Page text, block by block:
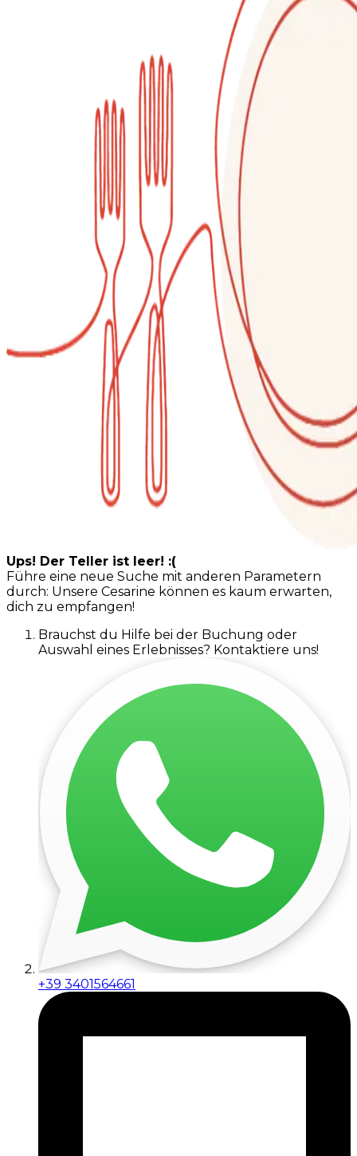
Ups! Der Teller ist leer! :(
Führe eine neue Suche mit anderen Parametern
durch: Unsere Cesarine können es kaum erwarten,
dich zu empfangen!
Brauchst du Hilfe bei der Buchung oder
Auswahl eines Erlebnisses? Kontaktiere uns!
+39 3401564661